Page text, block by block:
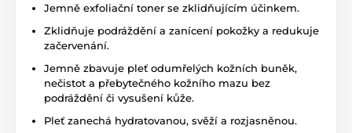
Jemně exfoliační toner se zklidňujícím účinkem.
Zklidňuje podráždění a zanícení pokožky a redukuje
začervenání.
Jemně zbavuje pleť odumřelých kožních buněk,
nečistot a přebytečného kožního mazu bez
podráždění či vysušení kůže.
Pleť zanechá hydratovanou, svěží a rozjasněnou.